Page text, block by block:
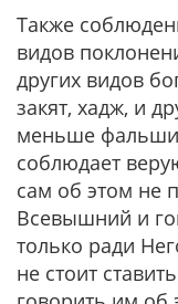
Также
видов
других видов
закят, хадж, и
меньше
соблюдает
сам об этом не
Всевышний и
только ради
не стоит